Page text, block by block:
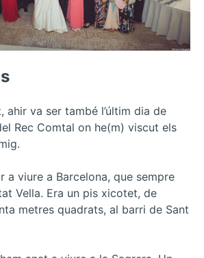
ahir va ser també l’últim dia de
Rec Comtal on he(m) viscut els
a viure a Barcelona, que sempre
Vella. Era un pis xicotet, de
metres quadrats, al barri de Sant